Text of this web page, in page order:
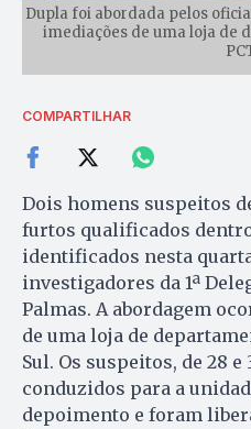
Dupla foi abordada pelos
imediações de uma loja de
COMPARTILHAR
Dois homens suspeitos
furtos qualificados
identificados nesta
investigadores da 1ª
Palmas. A abordagem
de uma loja de
Sul. Os suspeitos, de 28 e
conduzidos para a
depoimento e foram